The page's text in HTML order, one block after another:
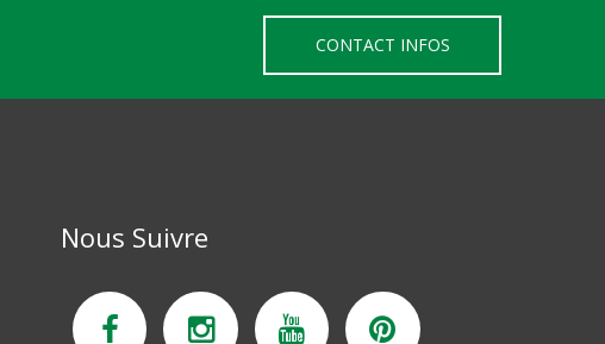
CONTACT INFOS
Nous Suivre